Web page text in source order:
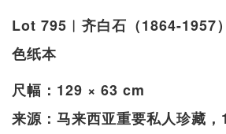
Lot 795︱齐白石（1864-1957
色纸本
尺幅：129 × 63 cm
来源：马来西亚重要私人珍藏